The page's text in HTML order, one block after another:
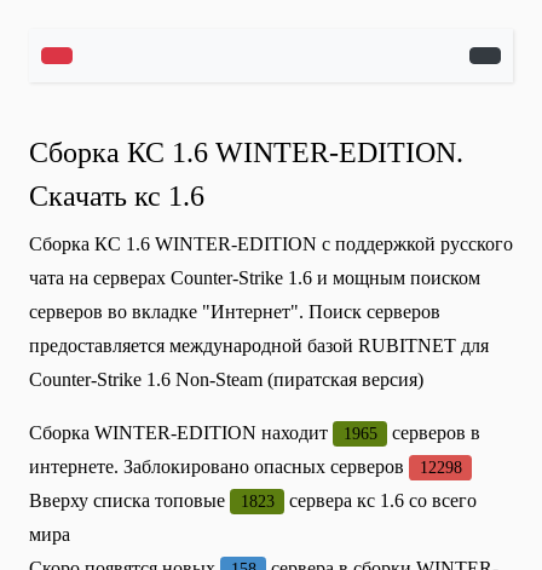
Сборка КС 1.6 WINTER-EDITION.
Скачать кс 1.6
Сборка КС 1.6 WINTER-EDITION с поддержкой русского
чата на серверах Counter-Strike 1.6 и мощным поиском
серверов во вкладке "Интернет". Поиск серверов
предоставляется международной базой RUBITNET для
Counter-Strike 1.6 Non-Steam (пиратская версия)
Сборка WINTER-EDITION находит 1965
серверов в
интернете. Заблокировано опасных серверов
12298
Вверху списка топовые 1823
сервера кс 1.6 со всего
мира